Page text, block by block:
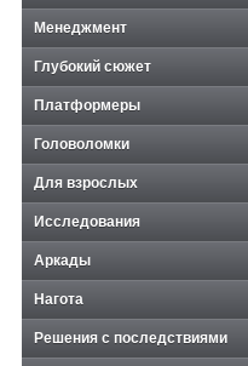
Менеджмент
Глубокий сюжет
Платформеры
Головоломки
Для взрослых
Исследования
Аркады
Нагота
Решения с последствиями